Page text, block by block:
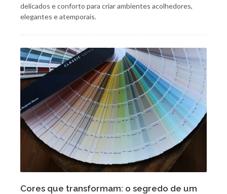
delicados e conforto para criar ambientes acolhedores,
elegantes e atemporais.
Cores que transformam: o segredo de um